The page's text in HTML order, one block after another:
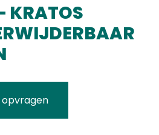
KRATOS